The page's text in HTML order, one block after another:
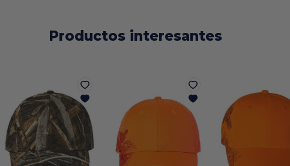
Productos interesantes